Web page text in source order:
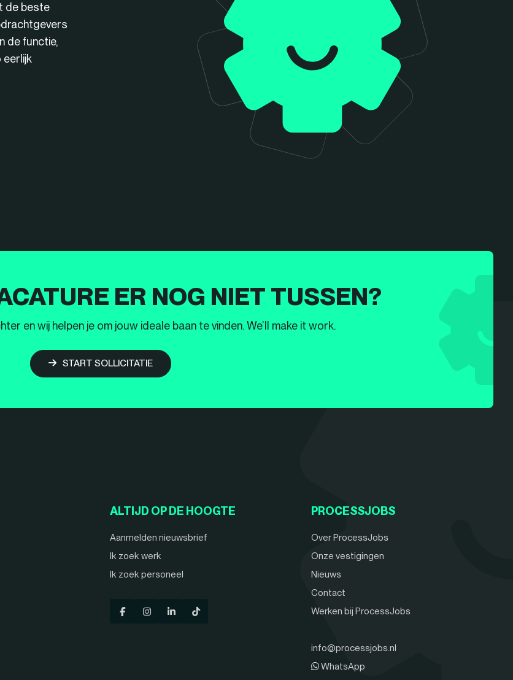
de beste
de functie,
eerlijk
ER NOG NIET TUSSEN?
en wij helpen je om jouw ideale baan te vinden. We’ll make it work.
START SOLLICITATIE
ALTIJD OP DE HOOGTE
Aanmelden nieuwsbrief
Ik zoek werk
Ik zoek personeel
PROCESSJOBS
Over ProcessJobs
Onze vestigingen
Nieuws
Contact
Werken bij ProcessJobs
info@processjobs.nl
WhatsApp